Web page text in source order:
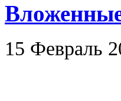
15 Февраль